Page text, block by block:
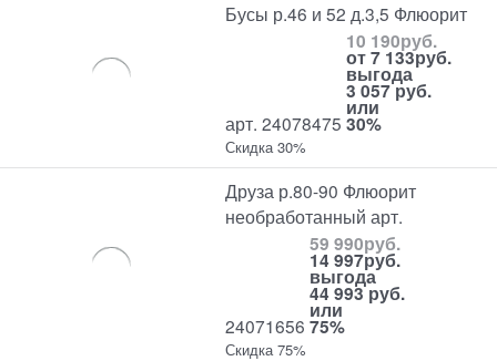
Бусы р.46 и 52 д.3,5 Флюорит
арт. 24078475
10 190руб.
от7 133руб.
выгода
3 057 руб.
или
30%
Скидка 30%
Друза р.80-90 Флюорит
необработанный арт.
24071656
59 990руб.
14 997руб.
выгода
44 993 руб.
или
75%
Скидка 75%